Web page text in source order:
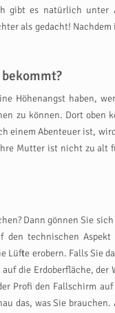
gibt es natürlich unter
als gedacht!
Höhenangst haben,
zu können. Dort oben
Abenteuer ist,
Mutter ist nicht zu alt
Dann gönnen Sie
technischen
erobern. Falls Sie
die Erdoberfläche,
Profi den Fallschirm
das, was Sie